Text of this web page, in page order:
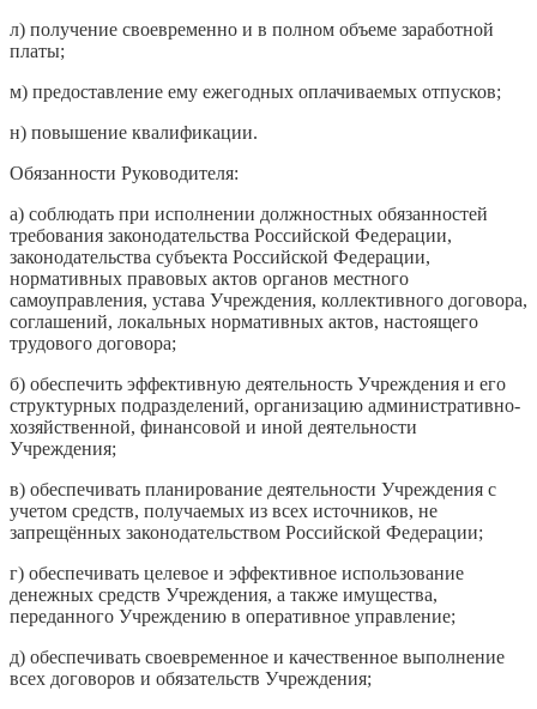
л) получение своевременно и в полном объеме заработной
платы;
м) предоставление ему ежегодных оплачиваемых отпусков;
н) повышение квалификации.
Обязанности Руководителя:
а) соблюдать при исполнении должностных обязанностей
требования законодательства Российской Федерации,
законодательства субъекта Российской Федерации,
нормативных правовых актов органов местного
самоуправления, устава Учреждения, коллективного договора,
соглашений, локальных нормативных актов, настоящего
трудового договора;
б) обеспечить эффективную деятельность Учреждения и его
структурных подразделений, организацию административно-
хозяйственной, финансовой и иной деятельности
Учреждения;
в) обеспечивать планирование деятельности Учреждения с
учетом средств, получаемых из всех источников, не
запрещённых законодательством Российской Федерации;
г) обеспечивать целевое и эффективное использование
денежных средств Учреждения, а также имущества,
переданного Учреждению в оперативное управление;
д) обеспечивать своевременное и качественное выполнение
всех договоров и обязательств Учреждения;